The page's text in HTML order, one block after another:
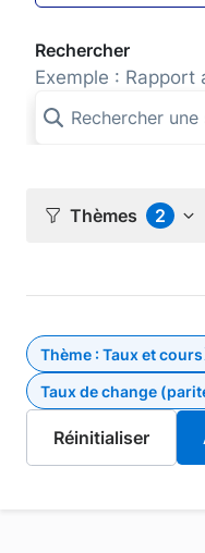
Rechercher
Exemple : Rapport
Thèmes 2
Thème : Taux et cours
Taux de change